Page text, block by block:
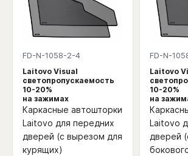
FD-N-1058-2-4
Laitovo Visual
светопропускаемость
10-20%
на зажимах
Каркасные автошторки
Laitovo для передних
дверей (с вырезом для
курящих)
FD-N-
Laitovo
10-20%
на
Laitovo
дверей